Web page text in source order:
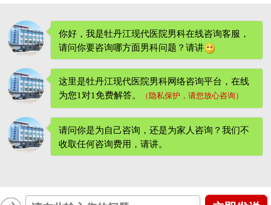
你好，我是牡丹江现代医院男科在线咨询客服，
请问你要咨询哪方面男科问题？请讲
这里是牡丹江现代医院男科网络咨询平台，在线
为您1对1免费解答。
（隐私保护，请您放心咨询）
请问你是为自己咨询，还是为家人咨询？我们不
收取任何咨询费用 ，请讲。